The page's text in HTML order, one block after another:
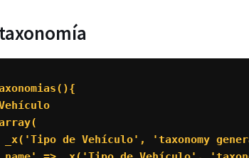
_x('Tipo de Vehículo', 'taxonomy